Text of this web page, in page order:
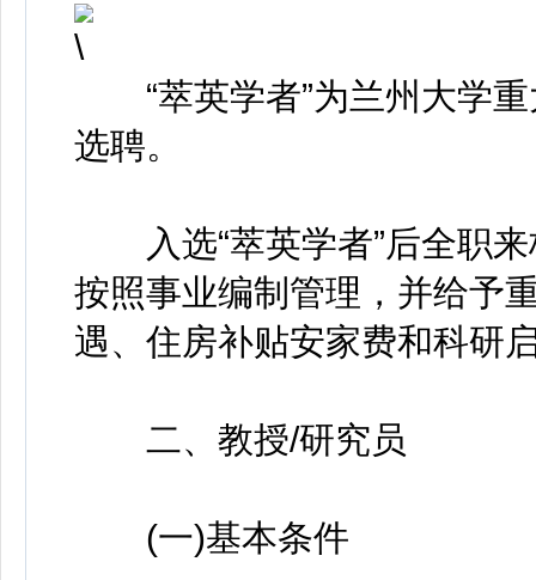
“萃英学者”为兰州大学重
选聘。
入选“萃英学者”后全职来
按照事业编制管理，并给予
遇、住房补贴安家费和科研
二、教授/研究员
(一)基本条件